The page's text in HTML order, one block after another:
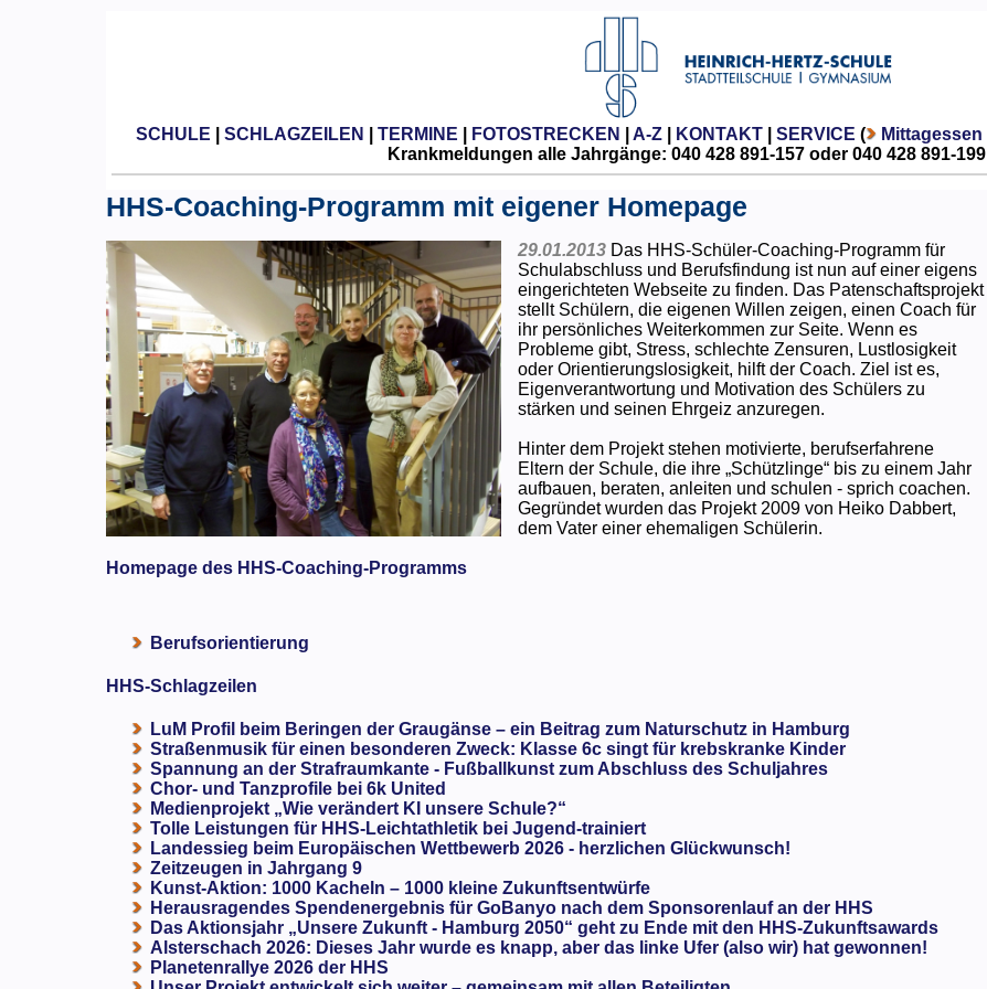
SCHULE SCHLAGZEILEN TERMINE FOTOSTRECKEN A-Z| KONTAKT| SERVICE ( Mittagessen
Krankmeldungen alle Jahrgänge: 040 428 891-157 oder 040 428 891-199
HHS-Coaching-Programm mit eigener Homepage
29.01.2013 Das HHS-Schüler-Coaching-Programm für
Schulabschluss und Berufsfindung ist nun auf einer eigens
eingerichteten Webseite zu finden. Das Patenschaftsprojekt
stellt Schülern, die eigenen Willen zeigen, einen Coach für
ihr persönliches Weiterkommen zur Seite. Wenn es
Probleme gibt, Stress, schlechte Zensuren, Lustlosigkeit
oder Orientierungslosigkeit, hilft der Coach. Ziel ist es,
Eigenverantwortung und Motivation des Schülers zu
stärken und seinen Ehrgeiz anzuregen.
Hinter dem Projekt stehen motivierte, berufserfahrene
Eltern der Schule, die ihre „Schützlinge“ bis zu einem Jahr
aufbauen, beraten, anleiten und schulen - sprich coachen.
Gegründet wurden das Projekt 2009 von Heiko Dabbert,
dem Vater einer ehemaligen Schülerin.
Homepage des HHS-Coaching-Programms
Berufsorientierung
HHS-Schlagzeilen
LuM Profil beim Beringen der Graugänse – ein Beitrag zum Naturschutz in Hamburg
Straßenmusik für einen besonderen Zweck: Klasse 6c singt für krebskranke Kinder
Spannung an der Strafraumkante - Fußballkunst zum Abschluss des Schuljahres
Chor- und Tanzprofile bei 6k United
Medienprojekt „Wie verändert KI unsere Schule?“
Tolle Leistungen für HHS-Leichtathletik bei Jugend-trainiert
Landessieg beim Europäischen Wettbewerb 2026 - herzlichen Glückwunsch!
Zeitzeugen in Jahrgang 9
Kunst-Aktion: 1000 Kacheln – 1000 kleine Zukunftsentwürfe
Herausragendes Spendenergebnis für GoBanyo nach dem Sponsorenlauf an der HHS
Das Aktionsjahr „Unsere Zukunft - Hamburg 2050“ geht zu Ende mit den HHS-Zukunftsawards
Alsterschach 2026: Dieses Jahr wurde es knapp, aber das linke Ufer (also wir) hat gewonnen!
Planetenrallye 2026 der HHS